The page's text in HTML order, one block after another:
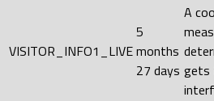
VISITOR_INFO1_LIVE
5
months
27 days
A
gets